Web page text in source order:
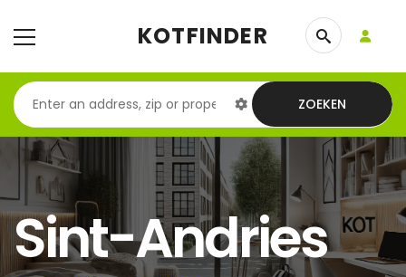
KOTFINDER
ZOEKEN
Sint-Andries